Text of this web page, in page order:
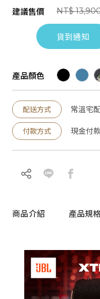
建議售價 NT$
貨到通知
產品顏色
配送方式 常溫宅
付款方式 現金付
商品介紹 產品規